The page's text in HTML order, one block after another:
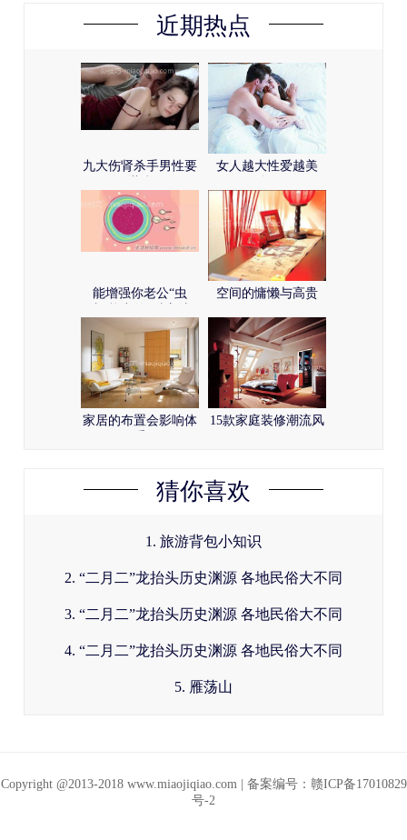
近期热点
九大伤肾杀手男性要
女人越大性爱越美
能增强你老公“虫
空间的慵懒与高贵
家居的布置会影响体
15款家庭装修潮流风
猜你喜欢
1. 旅游背包小知识
2. “二月二”龙抬头历史渊源 各地民俗大不同
3. “二月二”龙抬头历史渊源 各地民俗大不同
4. “二月二”龙抬头历史渊源 各地民俗大不同
5. 雁荡山
Copyright @2013-2018 www.miaojiqiao.com | 备案编号： 赣ICP备17010829
号-2